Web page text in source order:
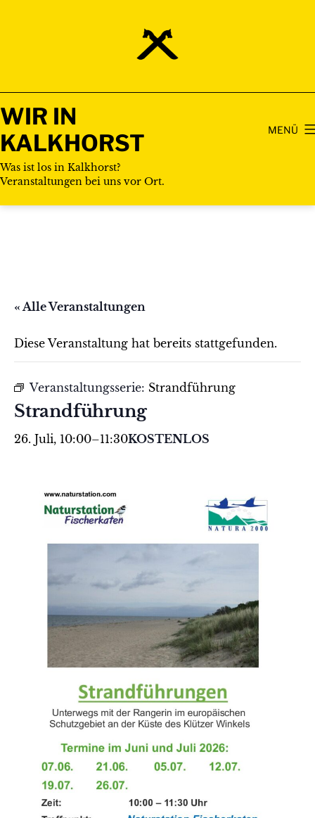
WIR IN
KALKHORST
Was ist los in Kalkhorst?
Veranstaltungen bei uns vor Ort.
MENÜ
« Alle Veranstaltungen
Diese Veranstaltung hat bereits stattgefunden.
Veranstaltungsserie: Strandführung
Strandführung
26. Juli, 10:00–11:30KOSTENLOS